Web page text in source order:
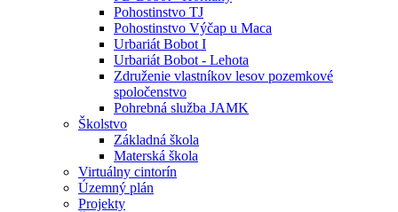
Pohostinstvo TJ
Pohostinstvo Výčap u Maca
Urbariát Bobot I
Urbariát Bobot - Lehota
Združenie vlastníkov lesov pozemkové
spoločenstvo
Pohrebná služba JAMK
Školstvo
Základná škola
Materská škola
Virtuálny cintorín
Územný plán
Projekty